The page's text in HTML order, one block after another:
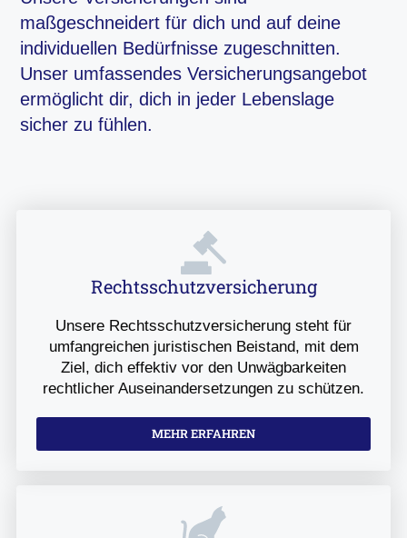
maßgeschneidert für dich und auf deine
individuellen Bedürfnisse zugeschnitten.
Unser umfassendes Versicherungsangebot
ermöglicht dir, dich in jeder Lebenslage
sicher zu fühlen.
Rechtsschutzversicherung
Unsere Rechtsschutzversicherung steht für
umfangreichen juristischen Beistand, mit dem
Ziel, dich effektiv vor den Unwägbarkeiten
rechtlicher Auseinandersetzungen zu schützen.
MEHR ERFAHREN